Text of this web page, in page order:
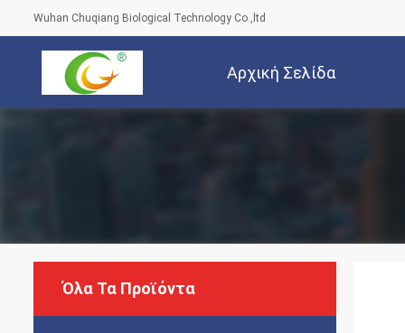
Wuhan Chuqiang Biological Technology Co.,ltd
Αρχική Σελίδα
Όλα Τα Προϊόντα